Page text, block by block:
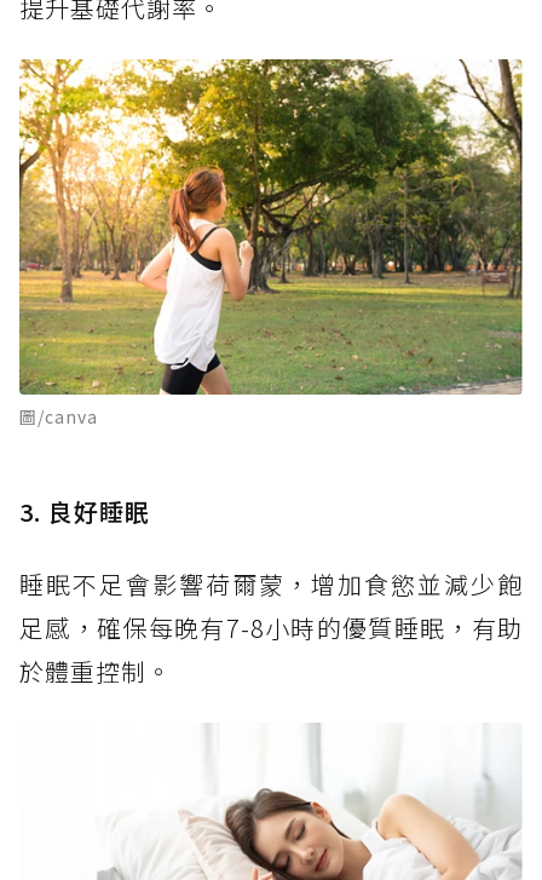
提升基礎代謝率。
圖/canva
3. 良好睡眠
睡眠不足會影響荷爾蒙，增加食慾並減少飽
足感，確保每晚有7-8小時的優質睡眠，有助
於體重控制。